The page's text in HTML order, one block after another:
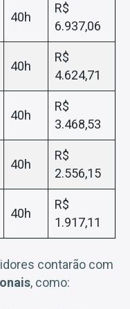
40h
R$
6.937,06
40h
R$
4.624,71
40h
R$
3.468,53
40h
R$
2.556,15
40h
R$
1.917,11
contarão com
, como: